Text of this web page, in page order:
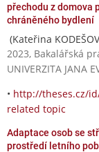
přechodu z domova
chráněného bydlení
(Kateřina
2023, Bakalářská
UNIVERZITA JANA
• http://theses.cz/
related topic
Adaptace osob se
prostředí letního